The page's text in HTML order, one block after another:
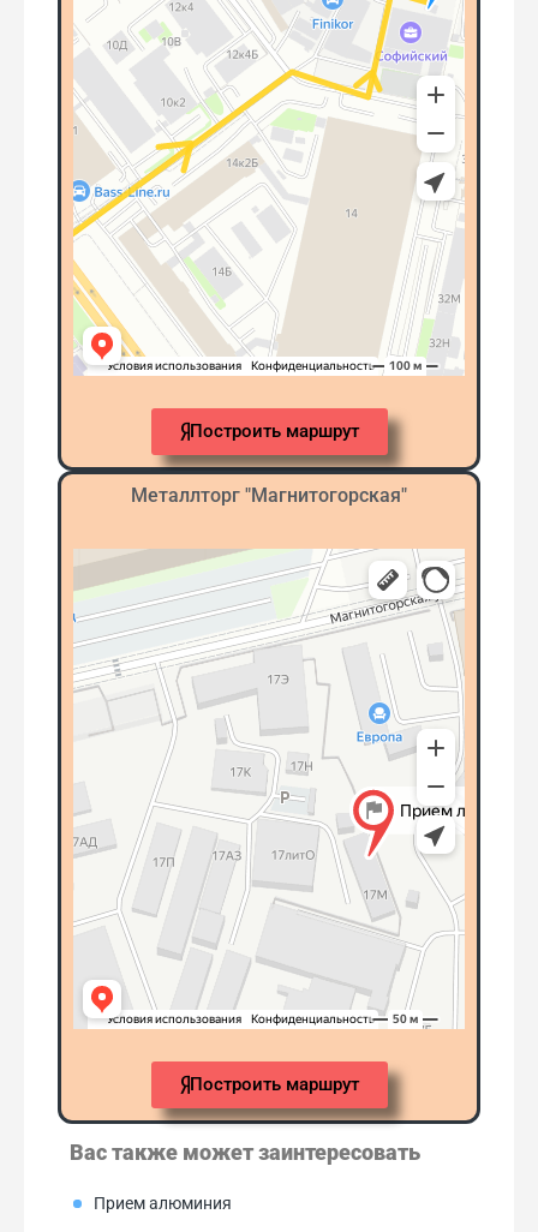
Построить маршрут
Металлторг "Магнитогорская"
Построить маршрут
Вас также может заинтересовать
Прием алюминия